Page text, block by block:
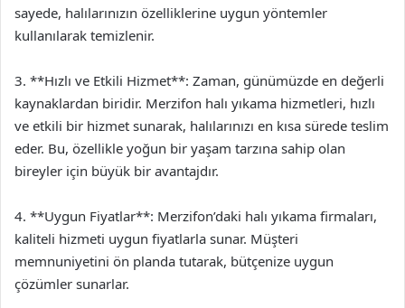
sayede, halılarınızın özelliklerine uygun yöntemler
kullanılarak temizlenir.
3. **Hızlı ve Etkili Hizmet**: Zaman, günümüzde en değerli
kaynaklardan biridir. Merzifon halı yıkama hizmetleri, hızlı
ve etkili bir hizmet sunarak, halılarınızı en kısa sürede teslim
eder. Bu, özellikle yoğun bir yaşam tarzına sahip olan
bireyler için büyük bir avantajdır.
4. **Uygun Fiyatlar**: Merzifon’daki halı yıkama firmaları,
kaliteli hizmeti uygun fiyatlarla sunar. Müşteri
memnuniyetini ön planda tutarak, bütçenize uygun
çözümler sunarlar.